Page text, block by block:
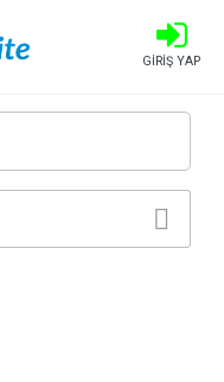
GİRİŞ YAP